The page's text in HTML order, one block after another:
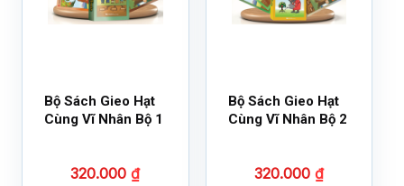
Bộ Sách Gieo Hạt
Cùng Vĩ Nhân Bộ 1
320.000₫
Bộ Sách Gieo Hạt
Cùng Vĩ Nhân Bộ 2
320.000 ₫